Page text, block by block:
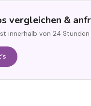
vergleichen &
innerhalb von 24 Stunden